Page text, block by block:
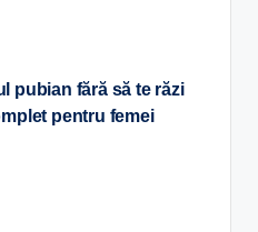
pubian fără să te răzi
pentru femei